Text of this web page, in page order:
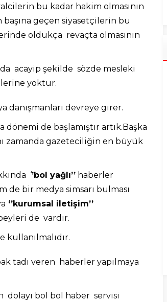
bu kadar hakim olmasının
geçen siyasetçilerin bu
oldukça revaçta olmasının
acayip şekilde sözde mesleki
yoktur.
danışmanları devreye girer.
de başlamıştır artık.Başka
zamanda gazeteciliğin en büyük
‘’bol yağlı’’ haberler
bir medya simsarı bulması
‘’kurumsal iletişim’’
de vardır.
kullanılmalıdır.
tadı veren haberler yapılmaya
dolayı bol bol haber servisi